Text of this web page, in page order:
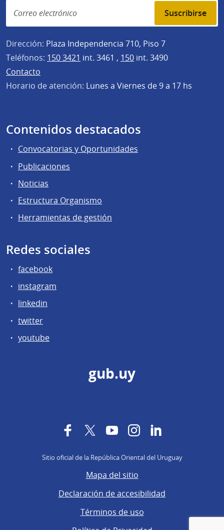
Suscribirse
Dirección: Plaza Independencia 710, Piso 7
Teléfonos: 150 3421 int. 3461 , 150 int. 3490
Contacto
Horario de atención: Lunes a Viernes de 9 a 17 hs
Contenidos destacados
Convocatorias y Oportunidades
Publicaciones
Noticias
Estructura Organismo
Herramientas de gestión
Redes sociales
facebook
instagram
linkedin
twitter
youtube
gub.uy
FacebookTwitterYouTubeInstagram
Sitio oficial de la República Oriental del Uruguay
Mapa del sitio
Declaración de accesibilidad
Términos de uso